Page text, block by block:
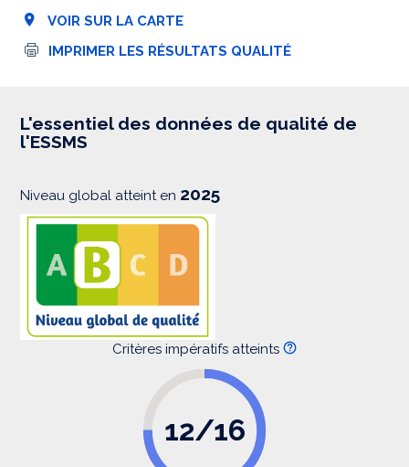
VOIR SUR LA CARTE
I
s
i
IMPRIMER LES RÉSULTATS QUALITÉ
L'essentiel des données de qualité de
l'ESSMS
Niveau global atteint en 2025
Critères impératifs atteints
12/16